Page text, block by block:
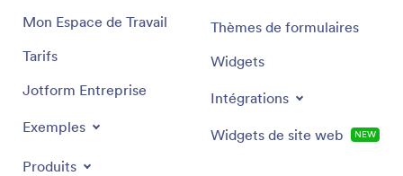
Mon Espace de Travail
Tarifs
Jotform Entreprise
Exemples
Produits
Thèmes de formulaires
Widgets
Intégrations
Widgets de site web NEW